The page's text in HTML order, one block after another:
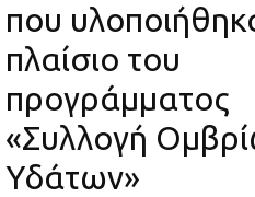
που
πλαίσιο του
προγράμματος
«Συλλογή
Υδάτων»